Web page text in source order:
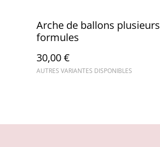
Arche de ballons plusieurs
formules
30,00 €
AUTRES VARIANTES DISPONIBLES